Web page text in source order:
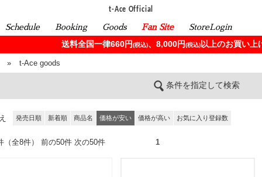
t-Ace Official
Schedule Booking Goods Fan Site StoreLogin
送料全国一律660円(税込)、8,000円(税込) 以上のお買い
» t-Ace goods
条件を指定して検索
発売日順 新着順 商品名 価格が安い 価格が高い お気に入り登録数
件（全8件） 前の50件 次の50件 1